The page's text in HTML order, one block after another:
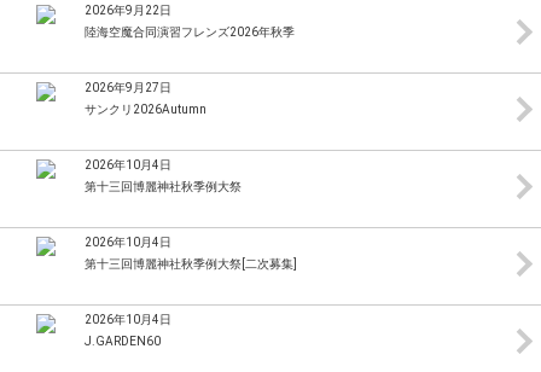
2026年9月22日
陸海空魔合同演習フレンズ2026年秋季
2026年9月27日
サンクリ2026Autumn
2026年10月4日
第十三回博麗神社秋季例大祭
2026年10月4日
第十三回博麗神社秋季例大祭[二次募集]
2026年10月4日
J.GARDEN60